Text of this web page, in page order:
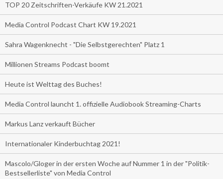
TOP 20 Zeitschriften-Verkäufe KW 21.2021
Media Control Podcast Chart KW 19.2021
Sahra Wagenknecht - "Die Selbstgerechten" Platz 1
Millionen Streams Podcast boomt
Heute ist Welttag des Buches!
Media Control launcht 1. offizielle Audiobook Streaming-Charts
Markus Lanz verkauft Bücher
Internationaler Kinderbuchtag 2021!
Mascolo/Gloger in der ersten Woche auf Nummer 1 in der "Politik-
Bestsellerliste" von Media Control